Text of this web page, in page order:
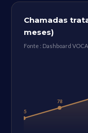
Chamadas
meses)
Fonte : Dashboard
45
78